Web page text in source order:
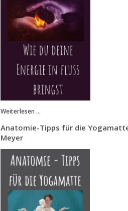
Weiterlesen ...
Anatomie-Tipps für die
Meyer